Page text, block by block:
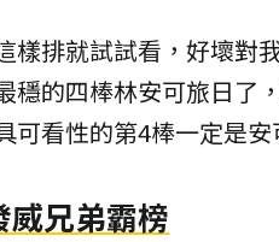
樣排就試試看，好壞對
穩的四棒林安可旅日了
可看性的第4棒一定是安
威兄弟霸榜